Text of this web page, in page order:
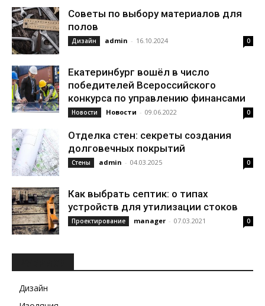
Советы по выбору материалов для
полов
Дизайн admin - 16.10.2024 0
Екатеринбург вошёл в число
победителей Всероссийского
конкурса по управлению финансами
Новости Новости - 09.06.2022 0
Отделка стен: секреты создания
долговечных покрытий
Стены admin - 04.03.2025 0
Как выбрать септик: о типах
устройств для утилизации стоков
Проектирование manager - 07.03.2021 0
Дизайн